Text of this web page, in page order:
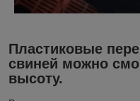
Пластиковые
свиней можно
высоту.